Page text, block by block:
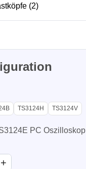
(2)
TS3124H TS3124V
PC Oszilloskop
+